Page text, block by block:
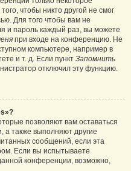
чтобы никто другой не смог
Для того чтобы вам не
и пароль каждый раз, вы можете
при входе на конференцию. Не
компьютере, например в
и т. д. Если пункт Запомнить
отключил эту функцию.
позволяют вам оставаться
а также выполняют другие
сообщений, если эта
Если вы испытываете
конференции, возможно,